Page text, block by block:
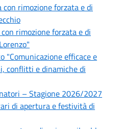
rimozione forzata e di
rimozione forzata e di
"Comunicazione efficace e
conflitti e dinamiche di
– Stagione 2026/2027
di apertura e festività di